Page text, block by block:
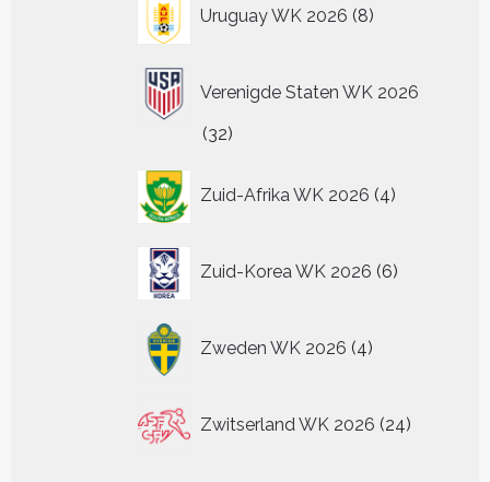
Uruguay WK 2026 8
producten
Verenigde Staten WK 2026
3232
Zuid-Afrika WK 2026 4
producten
Zuid-Korea WK 2026 6
producten
Zweden WK 2026 4
producten
Zwitserland WK 2026 24
producten